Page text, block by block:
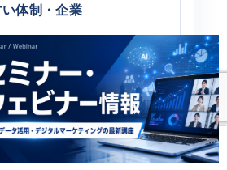
体制・企業
増えているが、どれが
いているか分かりにくい
名ではなく一般語句から
線を整えたい
ら「比較前提が伝わってい
トップ サイドバー